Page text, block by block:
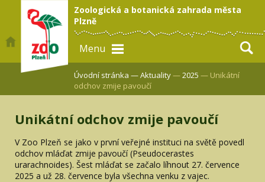
Zoologická a botanická zahrada města
Plzně
Menu
Úvodní stránka —Aktuality—2025 — Unikátní
odchov zmije pavoučí
Unikátní odchov zmije pavoučí
V Zoo Plzeň se jako v první veřejné instituci na světě povedl
odchov mláďat zmije pavoučí (Pseudocerastes
urarachnoides). Šest mláďat se začalo líhnout 27. července
2025 a už 28. července byla všechna venku z vajec.